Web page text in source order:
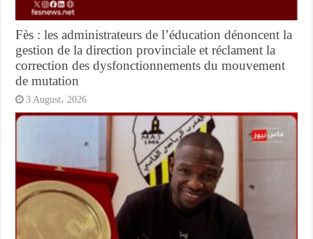
Fès : les administrateurs de l’éducation dénoncent la
gestion de la direction provinciale et réclament la
correction des dysfonctionnements du mouvement
de mutation
3 August، 2026